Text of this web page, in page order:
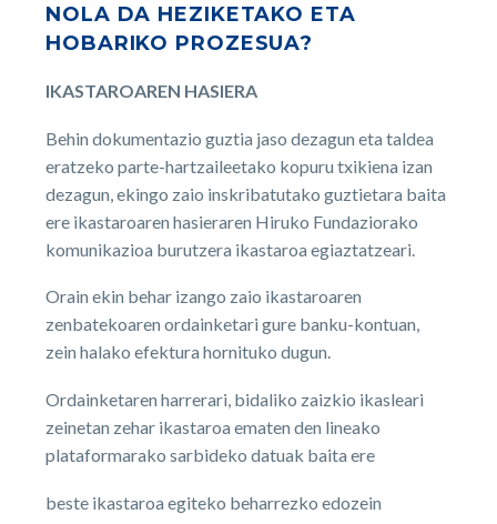
NOLA DA HEZIKETAKO ETA
HOBARIKO PROZESUA?
IKASTAROAREN HASIERA
Behin dokumentazio guztia jaso dezagun eta taldea
eratzeko parte-hartzaileetako kopuru txikiena izan
dezagun, ekingo zaio inskribatutako guztietara baita
ere ikastaroaren hasieraren Hiruko Fundaziorako
komunikazioa burutzera ikastaroa egiaztatzeari.
Orain ekin behar izango zaio ikastaroaren
zenbatekoaren ordainketari gure banku-kontuan,
zein halako efektura hornituko dugun.
Ordainketaren harrerari, bidaliko zaizkio ikasleari
zeinetan zehar ikastaroa ematen den lineako
plataformarako sarbideko datuak baita ere
beste ikastaroa egiteko beharrezko edozein